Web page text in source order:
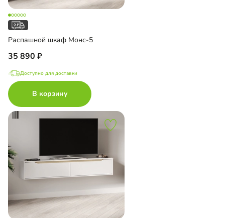
Распашной шкаф Монс-5
35 890
Доступно для доставки
В корзину